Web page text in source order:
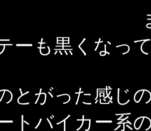
ーも黒くなっ
とがった感じ
トバイカー系